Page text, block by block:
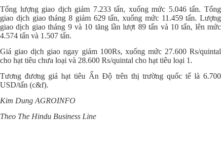
Tổng lượng giao dịch giảm 7.233 tấn, xuống mức 5.046 tấn. Tổng
giao dịch giao tháng 8 giảm 629 tấn, xuống mức 11.459 tấn. Lượng
giao dịch giao tháng 9 và 10 tăng lần lượt 89 tấn và 10 tấn, lên mức
4.574 tấn và 1.507 tấn.
Giá giao dịch giao ngay giảm 100Rs, xuống mức 27.600 Rs/quintal
cho hạt tiêu chưa loại và 28.600 Rs/quintal cho hạt tiêu loại 1.
Tương đương giá hạt tiêu Ấn Độ trên thị trường quốc tế là 6.700
USD/tấn (c&f).
Kim Dung AGROINFO
Theo The Hindu Business Line